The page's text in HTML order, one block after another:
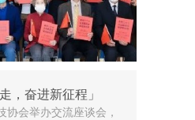
，奋进新征程」
协会举办交流座谈会，